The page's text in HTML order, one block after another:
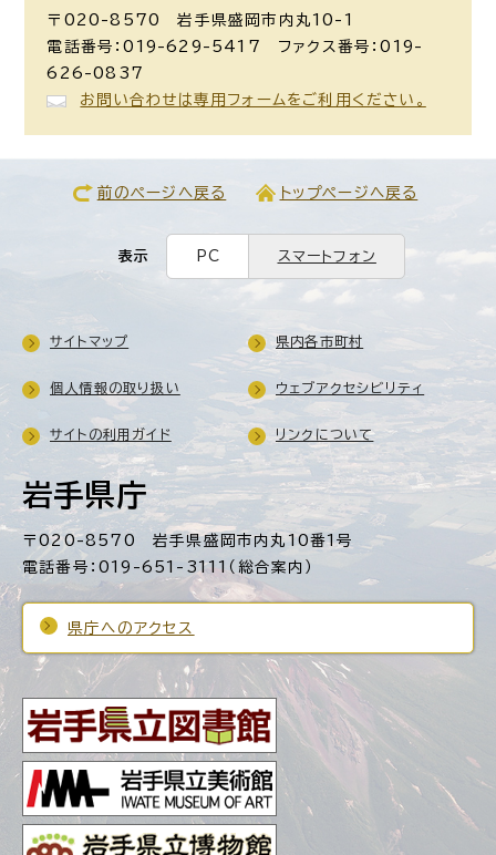
〒020-8570 岩手県盛岡市内丸10-1
電話番号：019-629-5417 ファクス番号：019-
626-0837
お問い合わせは専用フォームをご利用ください。
前のページへ戻る トップページへ戻る
表示 PC スマートフォン
岩手県庁
〒020-8570 岩手県盛岡市内丸10番1号
電話番号：019-651-3111（総合案内）
県庁へのアクセス
サイトマップ 県内各市町村
個人情報の取り扱い ウェブアクセシビリティ
サイトの利用ガイド リンクについて